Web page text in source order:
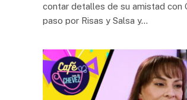
contar detalles de su amistad con
paso por Risas y Salsa y…